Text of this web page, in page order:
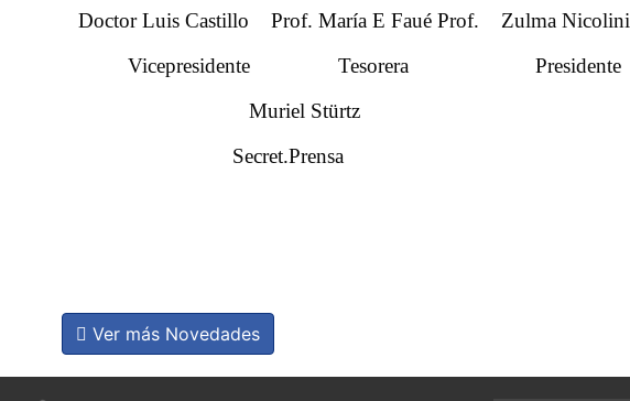
Doctor Luis Castillo Prof. María E Faué Prof. Zulma Nicolini
Vicepresidente Tesorera Presidente
Muriel Stürtz
Secret.Prensa
Ver más Novedades